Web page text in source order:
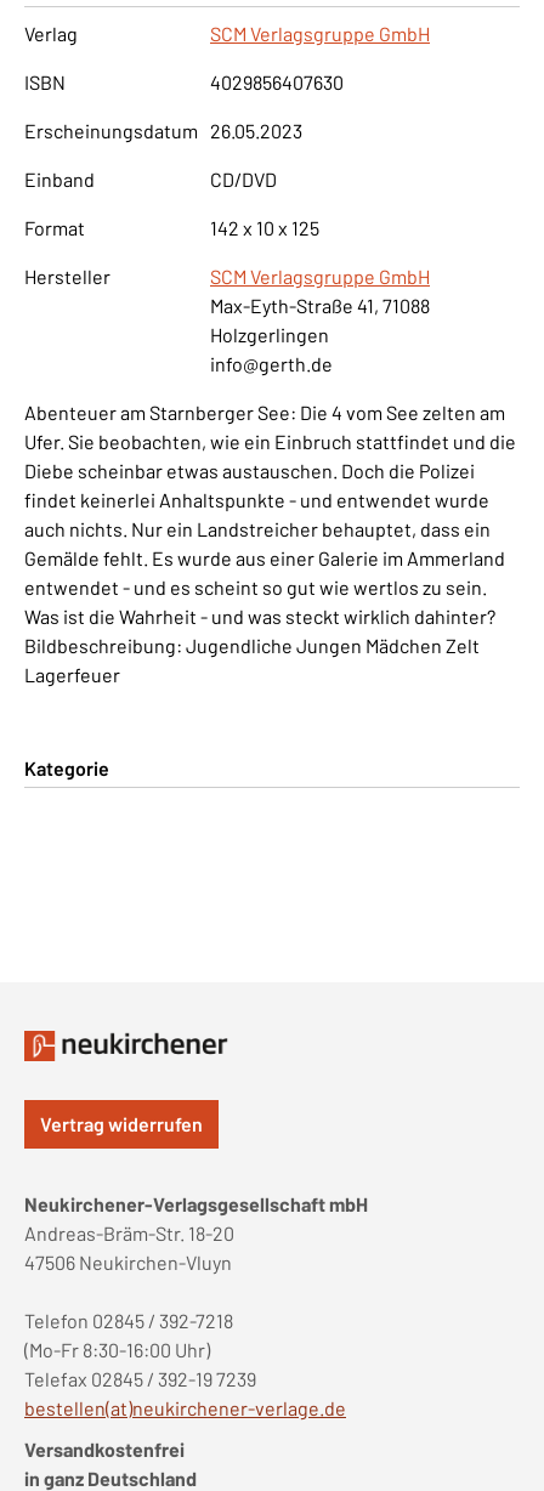
Verlag
SCM Verlagsgruppe GmbH
ISBN 4029856407630
Erscheinungsdatum 26.05.2023
Einband CD/DVD
Format 142 x 10 x 125
Hersteller
SCM Verlagsgruppe GmbH
Max-Eyth-Straße 41, 71088
Holzgerlingen
info@gerth.de
Abenteuer am Starnberger See: Die 4 vom See zelten am
Ufer. Sie beobachten, wie ein Einbruch stattfindet und die
Diebe scheinbar etwas austauschen. Doch die Polizei
findet keinerlei Anhaltspunkte - und entwendet wurde
auch nichts. Nur ein Landstreicher behauptet, dass ein
Gemälde fehlt. Es wurde aus einer Galerie im Ammerland
entwendet - und es scheint so gut wie wertlos zu sein.
Was ist die Wahrheit - und was steckt wirklich dahinter?
Bildbeschreibung: Jugendliche Jungen Mädchen Zelt
Lagerfeuer
Kategorie
Vertrag widerrufen
Neukirchener-Verlagsgesellschaft mbH
Andreas-Bräm-Str. 18-20
47506 Neukirchen-Vluyn
Telefon 02845 / 392-7218
(Mo-Fr 8:30-16:00 Uhr)
Telefax 02845 / 392-19 7239
bestellen(at)neukirchener-verlage.de
Versandkostenfrei
in ganz Deutschland